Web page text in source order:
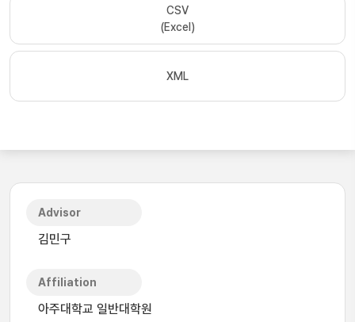
CSV
(Excel)
XML
Advisor
김민구
Affiliation
아주대학교 일반대학원